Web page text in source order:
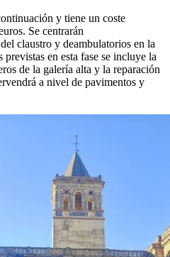
y tiene un coste
Se centrarán
claustro y deambulatorios en la
en esta fase se incluye la
de la galería alta y la reparación
a nivel de pavimentos y